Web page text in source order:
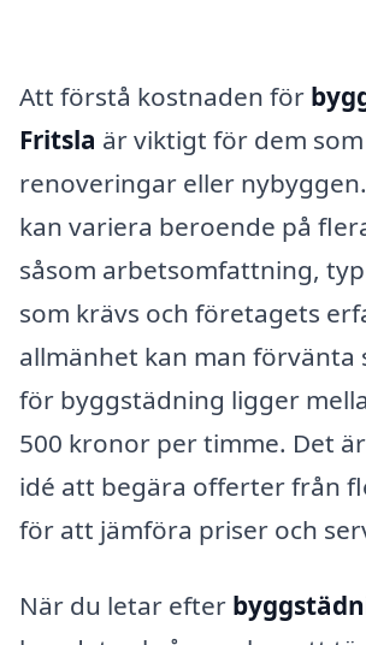
Att förstå kostnaden för
Fritsla är viktigt för dem
renoveringar eller
kan variera beroende på
såsom arbetsomfattning,
som krävs och företagets
allmänhet kan man förvänta
för byggstädning ligger
500 kronor per timme. Det
idé att begära offerter från
för att jämföra priser och
När du letar efter